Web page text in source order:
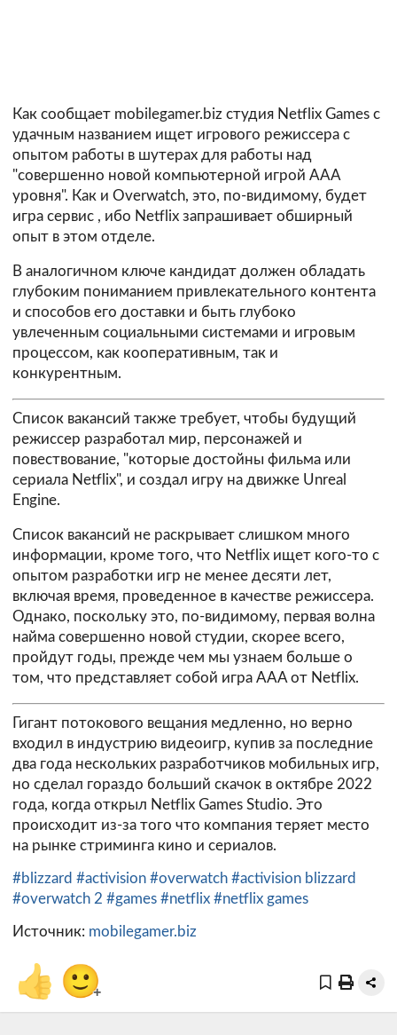
Как сообщает mobilegamer.biz cтудия Netflix Games с
удачным названием ищет игрового режиссера с
опытом работы в шутерах для работы над
"совершенно новой компьютерной игрой AAA
уровня". Как и Overwatch, это, по-видимому, будет
игра сервис , ибо Netflix запрашивает обширный
опыт в этом отделе.
В аналогичном ключе кандидат должен обладать
глубоким пониманием привлекательного контента
и способов его доставки и быть глубоко
увлеченным социальными системами и игровым
процессом, как кооперативным, так и
конкурентным.
Список вакансий также требует, чтобы будущий
режиссер разработал мир, персонажей и
повествование, "которые достойны фильма или
сериала Netflix", и создал игру на движке Unreal
Engine.
Список вакансий не раскрывает слишком много
информации, кроме того, что Netflix ищет кого-то с
опытом разработки игр не менее десяти лет,
включая время, проведенное в качестве режиссера.
Однако, поскольку это, по-видимому, первая волна
найма совершенно новой студии, скорее всего,
пройдут годы, прежде чем мы узнаем больше о
том, что представляет собой игра AAA от Netflix.
Гигант потокового вещания медленно, но верно
входил в индустрию видеоигр, купив за последние
два года нескольких разработчиков мобильных игр,
но сделал гораздо больший скачок в октябре 2022
года, когда открыл Netflix Games Studio. Это
происходит из-за того что компания теряет место
на рынке стриминга кино и сериалов.
#blizzard #activision #overwatch #activision blizzard
#overwatch 2 #games #netflix #netflix games
Источник: mobilegamer.biz
👍 🙂
+